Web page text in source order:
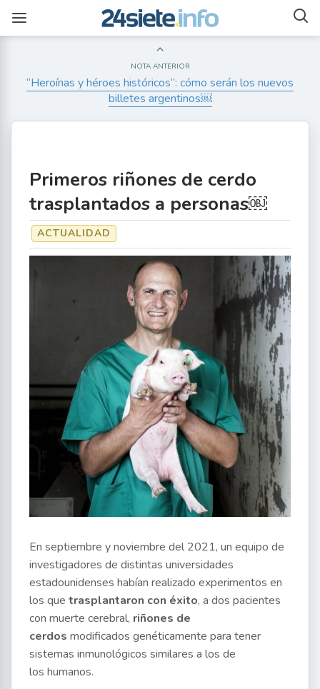
NOTA ANTERIOR
“Heroínas y héroes históricos”: cómo serán los nuevos
billetes argentinos￼
Primeros riñones de cerdo
trasplantados a personas￼
ACTUALIDAD
En septiembre y noviembre del 2021, un equipo de
investigadores de distintas universidades
estadounidenses habían realizado experimentos en
los que trasplantaron con éxito, a dos pacientes
con muerte cerebral, riñones de
cerdos modificados genéticamente para tener
sistemas inmunológicos similares a los de
los humanos.